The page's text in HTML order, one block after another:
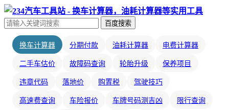
百度搜索
换车计算器 分期付款 油耗计算器 电费计算器
二手车估价 故障码查询 轮胎升级 保养项目
违章代码 落地价 购置税 驾驶技巧
高速费查询 车险报价 车牌号码测吉凶 限行查询